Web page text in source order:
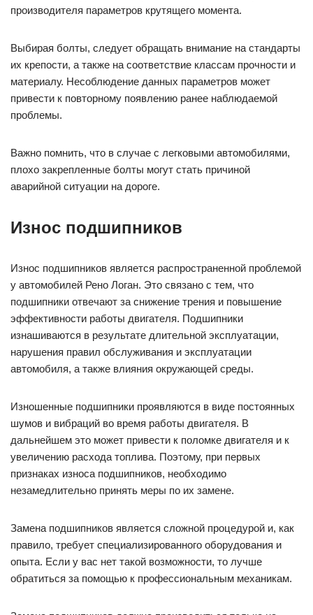
производителя параметров крутящего момента.
Выбирая болты, следует обращать внимание на стандарты
их крепости, а также на соответствие классам прочности и
материалу. Несоблюдение данных параметров может
привести к повторному появлению ранее наблюдаемой
проблемы.
Важно помнить, что в случае с легковыми автомобилями,
плохо закрепленные болты могут стать причиной
аварийной ситуации на дороге.
Износ подшипников
Износ подшипников является распространенной проблемой
у автомобилей Рено Логан. Это связано с тем, что
подшипники отвечают за снижение трения и повышение
эффективности работы двигателя. Подшипники
изнашиваются в результате длительной эксплуатации,
нарушения правил обслуживания и эксплуатации
автомобиля, а также влияния окружающей среды.
Изношенные подшипники проявляются в виде постоянных
шумов и вибраций во время работы двигателя. В
дальнейшем это может привести к поломке двигателя и к
увеличению расхода топлива. Поэтому, при первых
признаках износа подшипников, необходимо
незамедлительно принять меры по их замене.
Замена подшипников является сложной процедурой и, как
правило, требует специализированного оборудования и
опыта. Если у вас нет такой возможности, то лучше
обратиться за помощью к профессиональным механикам.